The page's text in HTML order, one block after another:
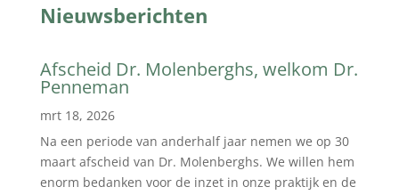
Nieuwsberichten
Afscheid Dr. Molenberghs, welkom Dr.
Penneman
mrt 18, 2026
Na een periode van anderhalf jaar nemen we op 30
maart afscheid van Dr. Molenberghs. We willen hem
enorm bedanken voor de inzet in onze praktijk en de